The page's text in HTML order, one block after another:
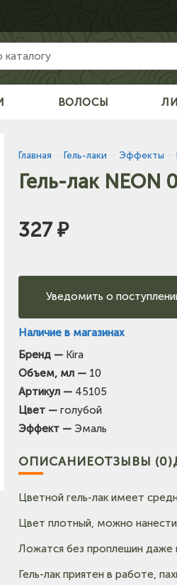
ВОЛОСЫ
Главная Гель-лаки Эффекты
Гель-лак NEON
327 ₽
Уведомить о
Наличие в магазинах
Бренд — Kira
Объем, мл — 10
Артикул — 45105
Цвет — голубой
Эффект — Эмаль
ОПИСАНИЕОТЗЫВЫ (0)
Цветной гель-лак имеет
Цвет плотный, можно нанести
Ложатся без проплешин даже
Гель-лак приятен в работе,